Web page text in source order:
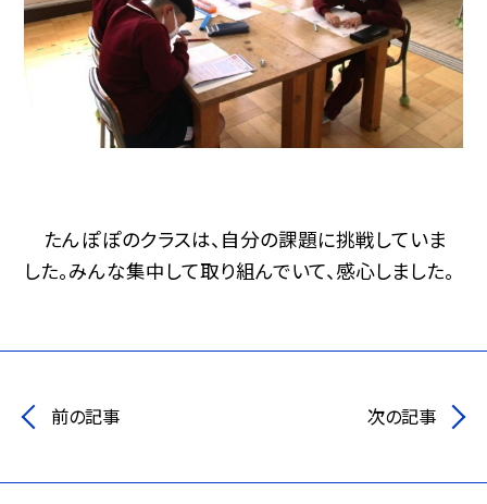
たんぽぽのクラスは、自分の課題に挑戦していま
した。みんな集中して取り組んでいて、感心しました。
前の記事 次の記事